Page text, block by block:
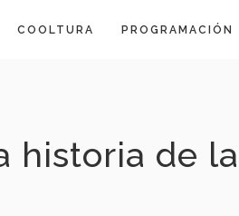
COOLTURA PROGRAMACIÓN
historia de